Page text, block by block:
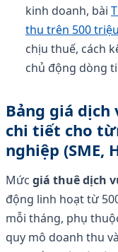
kinh doanh, bài
thu trên 500 triệu
chịu thuế, cách
chủ động dòng
Bảng giá dịch
chi tiết cho
nghiệp (SME,
Mức giá thuê dịch
động linh hoạt từ
mỗi tháng, phụ
quy mô doanh thu